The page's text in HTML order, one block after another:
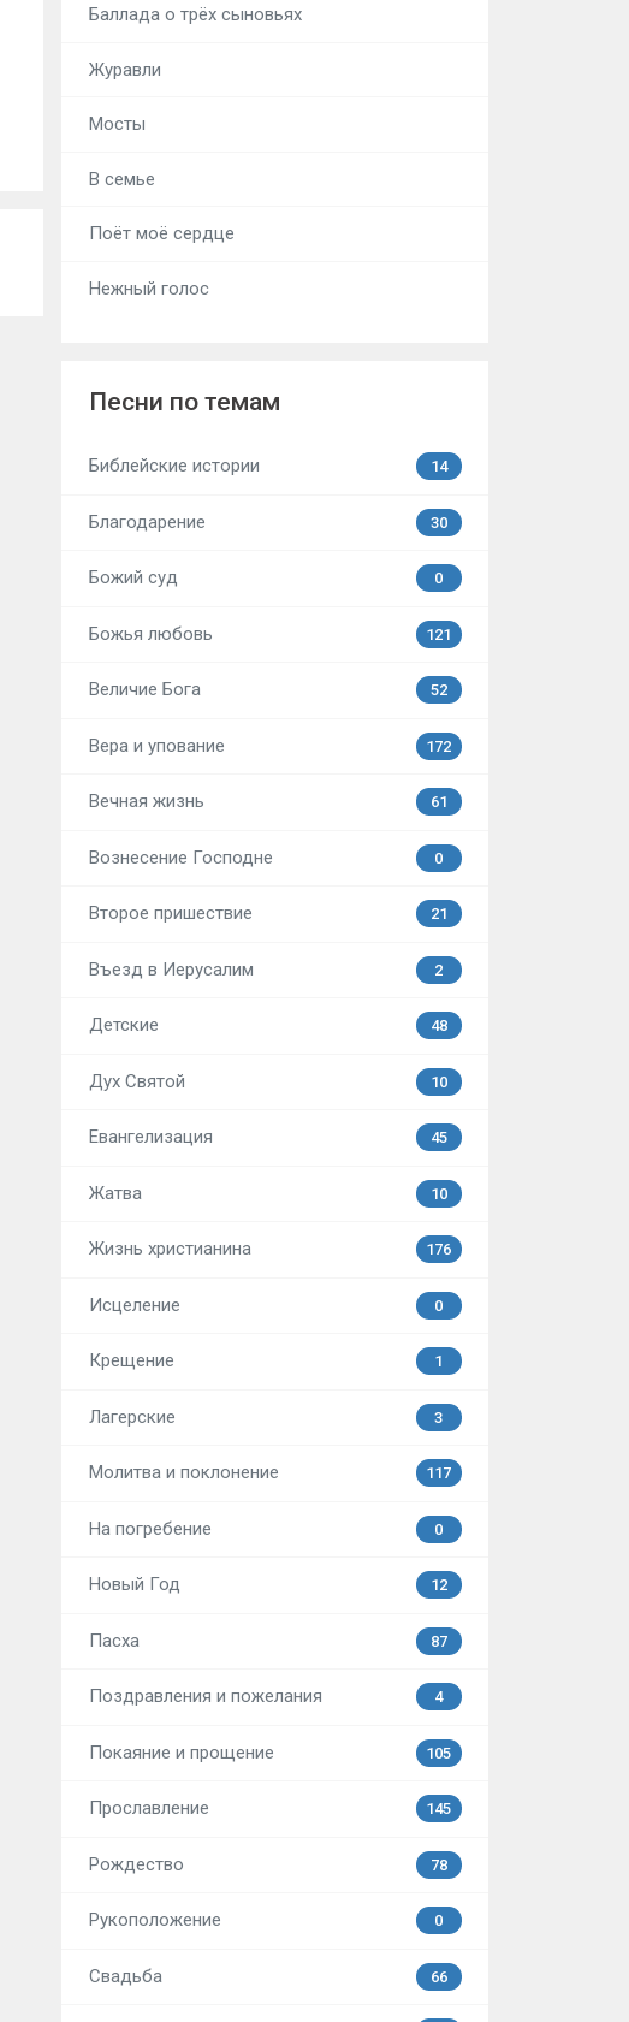
Баллада о трёх сыновьях
Журавли
Мосты
В семье
Поёт моё сердце
Нежный голос
Песни по темам
Библейские истории 14
Благодарение 30
Божий суд 0
Божья любовь 121
Величие Бога 52
Вера и упование 172
Вечная жизнь 61
Вознесение Господне 0
Второе пришествие 21
Въезд в Иерусалим 2
Детские 48
Дух Святой 10
Евангелизация 45
Жатва 10
Жизнь христианина 176
Исцеление 0
Крещение 1
Лагерские 3
Молитва и поклонение 117
На погребение 0
Новый Год 12
Пасха 87
Поздравления и пожелания 4
Покаяние и прощение 105
Прославление 145
Рождество 78
Рукоположение 0
Свадьба 66